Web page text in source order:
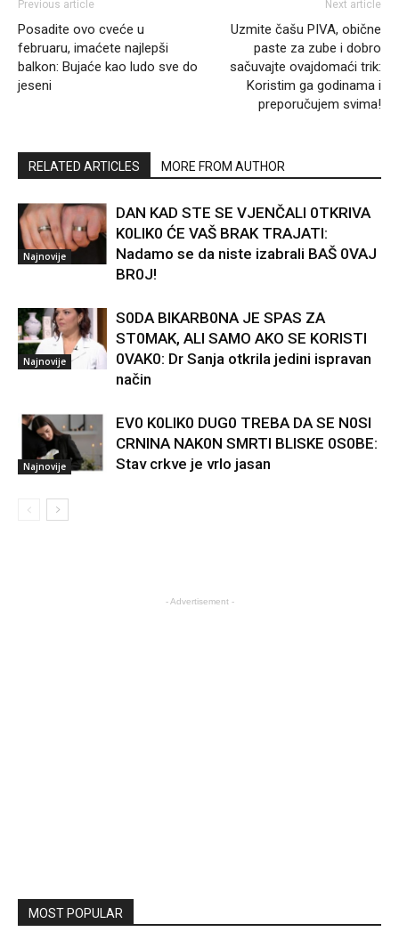
Previous article
Posadite ovo cveće u
februaru, imaćete najlepši
balkon: Bujaće kao ludo sve do
jeseni
Next article
Uzmite čašu PIVA, obične
paste za zube i dobro
sačuvajte ovajdomaći trik:
Koristim ga godinama i
preporučujem svima!
RELATED ARTICLES MORE FROM AUTHOR
Najnovije
DAN KAD STE SE VJENČALI 0TKRIVA
K0LIK0 ĆE VAŠ BRAK TRAJATI:
Nadamo se da niste izabrali BAŠ 0VAJ
BR0J!
Najnovije
S0DA BIKARB0NA JE SPAS ZA
ST0MAK, ALI SAMO AKO SE KORISTI
0VAK0: Dr Sanja otkrila jedini ispravan
način
Najnovije
EV0 K0LIK0 DUG0 TREBA DA SE N0SI
CRNINA NAK0N SMRTI BLISKE 0S0BE:
Stav crkve je vrlo jasan
- Advertisement -
MOST POPULAR